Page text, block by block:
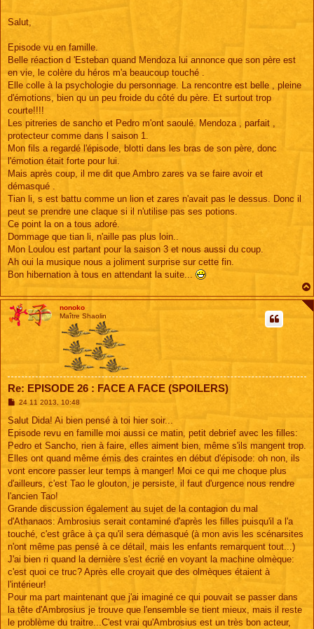
Salut,
Episode vu en famille.
Belle réaction d 'Esteban quand Mendoza lui annonce que son père est
en vie, le colère du héros m'a beaucoup touché .
Elle colle à la psychologie du personnage. La rencontre est belle , pleine
d'émotions, bien qu un peu froide du côté du père. Et surtout trop
courte!!!!
Les pitreries de sancho et Pedro m'ont saoulé. Mendoza , parfait ,
protecteur comme dans l saison 1.
Mon fils a regardé l'épisode, blotti dans les bras de son père, donc
l'émotion était forte pour lui.
Mais après coup, il me dit que Ambro zares va se faire avoir et
démasqué .
Tian li, s est battu comme un lion et zares n'avait pas le dessus. Donc il
peut se prendre une claque si il n'utilise pas ses potions.
Ce point la on a tous adoré.
Dommage que tian li, n'aille pas plus loin..
Mon Loulou est partant pour la saison 3 et nous aussi du coup.
Ah oui la musique nous a joliment surprise sur cette fin.
Bon hibernation à tous en attendant la suite...
nonoko
Maître Shaolin
Re: EPISODE 26 : FACE A FACE (SPOILERS)
M
s
a
g
24 11 2013, 10:48
Salut Dida! Ai bien pensé à toi hier soir...
Episode revu en famille moi aussi ce matin, petit debrief avec les filles:
Pedro et Sancho, rien à faire, elles aiment bien, même s'ils mangent trop.
Elles ont quand même émis des craintes en début d'épisode: oh non, ils
vont encore passer leur temps à manger! Moi ce qui me choque plus
d'ailleurs, c'est Tao le glouton, je persiste, il faut d'urgence nous rendre
l'ancien Tao!
Grande discussion également au sujet de la contagion du mal
d'Athanaos: Ambrosius serait contaminé d'après les filles puisqu'il a l'a
touché, c'est grâce à ça qu'il sera démasqué (à mon avis les scénarsites
n'ont même pas pensé à ce détail, mais les enfants remarquent tout...)
J'ai bien ri quand la dernière s'est écrié en voyant la machine olmèque:
c'est quoi ce truc? Après elle croyait que des olmèques étaient à
l'intérieur!
Pour ma part maintenant que j'ai imaginé ce qui pouvait se passer dans
la tête d'Ambrosius je trouve que l'ensemble se tient mieux, mais il reste
le problème du traitre...C'est vrai qu'Ambrosius est un très bon acteur,